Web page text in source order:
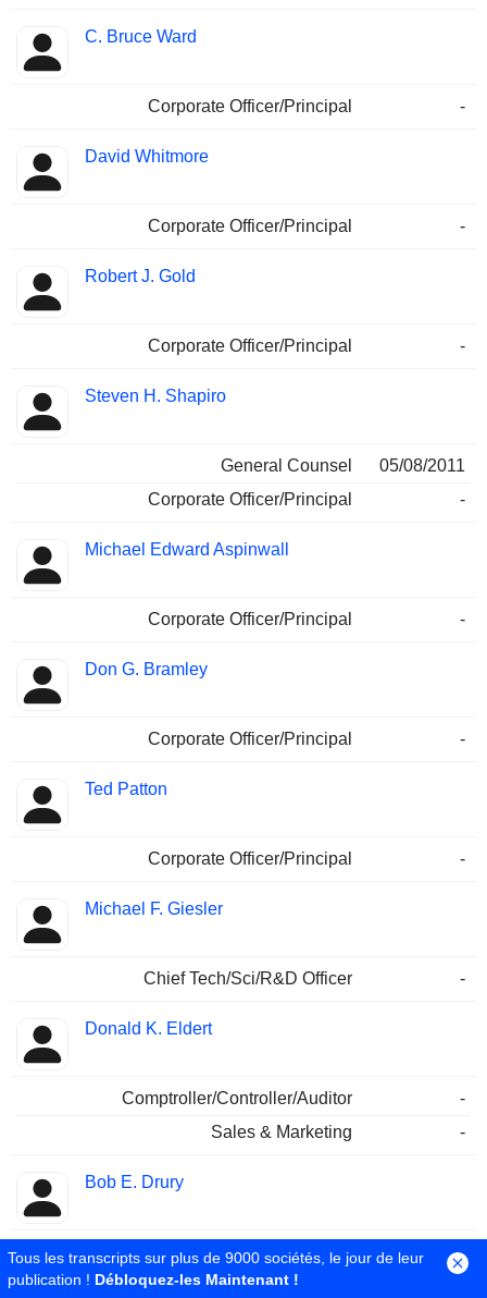
C. Bruce Ward
Corporate Officer/Principal -
David Whitmore
Corporate Officer/Principal -
Robert J. Gold
Corporate Officer/Principal -
Steven H. Shapiro
General Counsel
05/08/2011
Corporate Officer/Principal
-
Michael Edward Aspinwall
Corporate Officer/Principal -
Don G. Bramley
Corporate Officer/Principal -
Ted Patton
Corporate Officer/Principal -
Michael F. Giesler
Chief Tech/Sci/R&D Officer -
Donald K. Eldert
Comptroller/Controller/Auditor
-
Sales & Marketing
-
Bob E. Drury
Corporate Officer/Principal -
Tous les transcripts sur plus de 9000 sociétés, le jour de leur
publication ! Débloquez-les Maintenant !